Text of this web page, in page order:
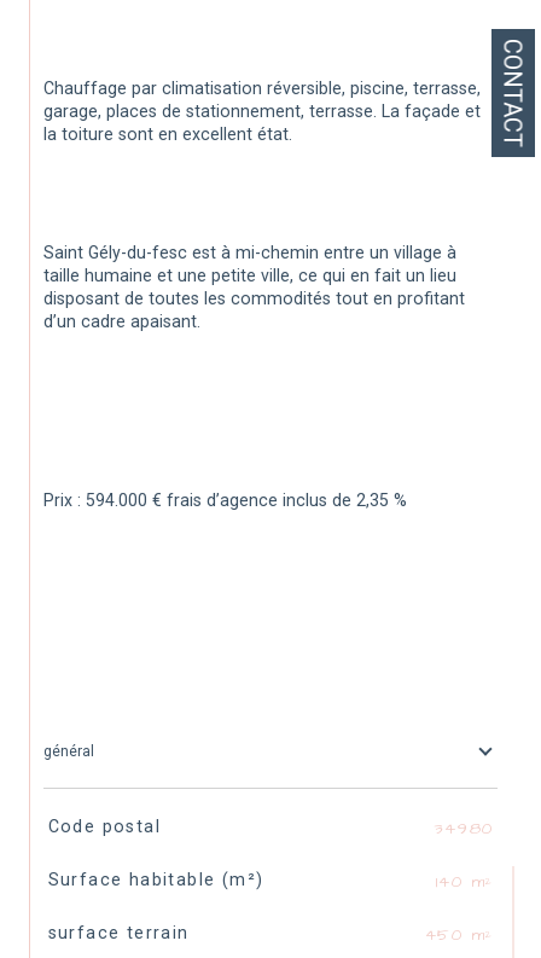
CONTACT
Chauffage par climatisation réversible, piscine, terrasse,
garage, places de stationnement, terrasse. La façade et
la toiture sont en excellent état.
Saint Gély-du-fesc est à mi-chemin entre un village à
taille humaine et une petite ville, ce qui en fait un lieu
disposant de toutes les commodités tout en profitant
d’un cadre apaisant.
Prix : 594.000 € frais d’agence inclus de 2,35 %
général
TRAD_SIROCCO_Caracteristique
Code postal 34980
Surface habitable (m²) 140 m²
surface terrain 450 m²